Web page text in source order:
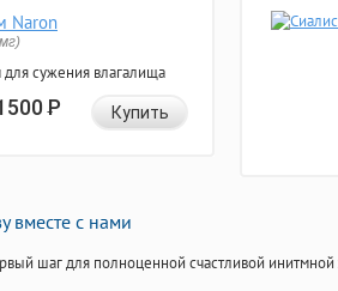
Naron
сужения влагалища
Р Купить
вместе с нами
шаг для полноценной счастливой